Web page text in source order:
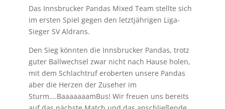
Das Innsbrucker Pandas Mixed Team stellte sich
im ersten Spiel gegen den letztjährigen Liga-
Sieger SV Aldrans.
Den Sieg könnten die Innsbrucker Pandas, trotz
guter Ballwechsel zwar nicht nach Hause holen,
mit dem Schlachtruf eroberten unsere Pandas
aber die Herzen der Zuseher im
Sturm….BaaaaaaamBus! Wir freuen uns bereits